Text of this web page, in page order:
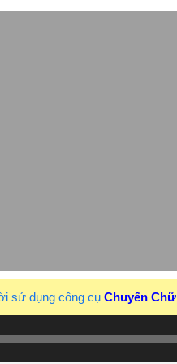
sử dụng công cụ Chuyển Chữ